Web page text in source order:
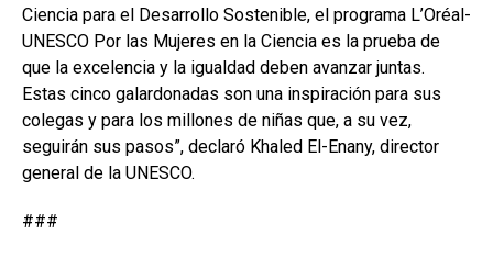
Ciencia para el Desarrollo Sostenible, el programa L’Oréal-
UNESCO Por las Mujeres en la Ciencia es la prueba de
que la excelencia y la igualdad deben avanzar juntas.
Estas cinco galardonadas son una inspiración para sus
colegas y para los millones de niñas que, a su vez,
seguirán sus pasos”, declaró Khaled El-Enany, director
general de la UNESCO.
###